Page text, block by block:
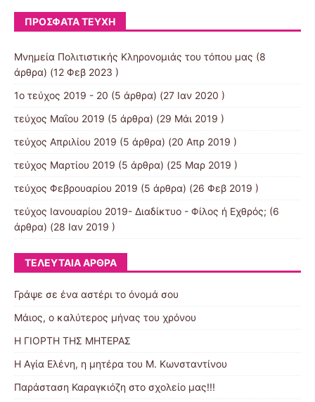
ΠΡΌΣΦΑΤΑ ΤΕΎΧΗ
Μνημεία Πολιτιστικής Κληρονομιάς του τόπου μας (8
άρθρα) (12 Φεβ 2023 )
1ο τεύχος 2019 - 20 (5 άρθρα) (27 Ιαν 2020 )
τεύχος Μαΐου 2019 (5 άρθρα) (29 Μάι 2019 )
τεύχος Απριλίου 2019 (5 άρθρα) (20 Απρ 2019 )
τεύχος Μαρτίου 2019 (5 άρθρα) (25 Μαρ 2019 )
τεύχος Φεβρουαρίου 2019 (5 άρθρα) (26 Φεβ 2019 )
τεύχος Ιανουαρίου 2019- Διαδίκτυο - Φίλος ή Εχθρός; (6
άρθρα) (28 Ιαν 2019 )
ΤΕΛΕΥΤΑΊΑ ΆΡΘΡΑ
Γράψε σε ένα αστέρι το όνομά σου
Μάιος, ο καλύτερος μήνας του χρόνου
Η ΓΙΟΡΤΗ ΤΗΣ ΜΗΤΕΡΑΣ
Η Αγία Ελένη, η μητέρα του Μ. Κωνσταντίνου
Παράσταση Καραγκιόζη στο σχολείο μας!!!